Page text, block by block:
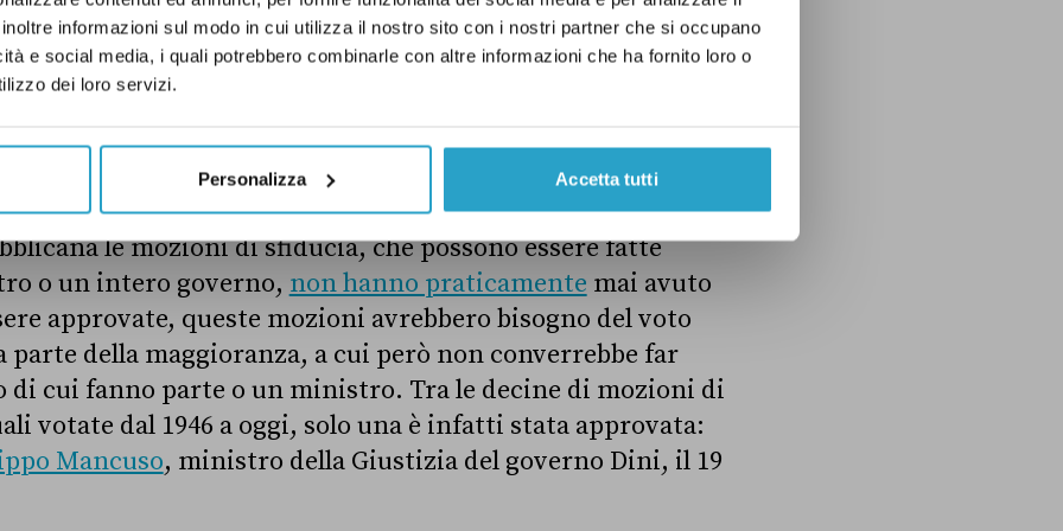
informazioni sul modo in cui utilizza il nostro sito con i nostri partner che si occupano
e social media, i quali potrebbero combinarle con altre informazioni che ha fornito loro o
dei loro servizi.
Personalizza Accetta tutti
checking definitivo della versione del governo sul caso
le mozioni di sfiducia, che possono essere fatte
o un intero governo, non hanno praticamente mai avuto
approvate, queste mozioni avrebbero bisogno del voto
parte della maggioranza, a cui però non converrebbe far
di cui fanno parte o un ministro. Tra le decine di mozioni di
votate dal 1946 a oggi, solo una è infatti stata approvata:
Mancuso, ministro della Giustizia del governo Dini, il 19